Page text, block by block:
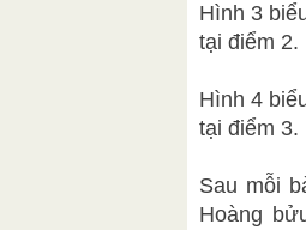
Hình 3
tại điểm 2.
Hình 4
tại điểm 3.
Sau mỗi
Hoàng